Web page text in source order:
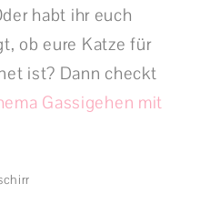
habt ihr euch
ob eure Katze für
ist? Dann checkt
Gassigehen mit